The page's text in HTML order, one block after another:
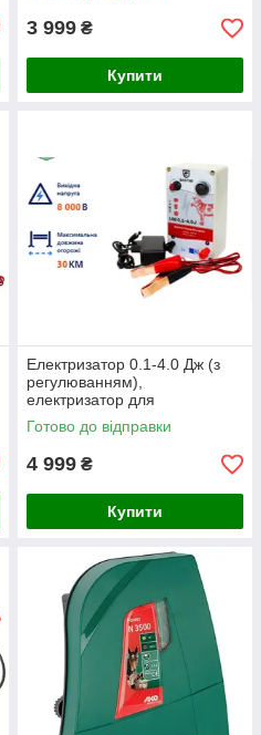
3 999 ₴
Купити
Електризатор 0.1-4.0 Дж (з
регулюванням),
електризатор для
електроогорожі для овець,
собак, коней
Готово до відправки
4 999 ₴
Купити